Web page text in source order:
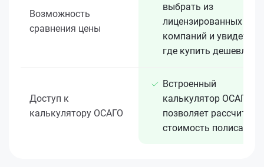
Возможность
сравнения цены
выбрать из
лицензированных 15+
компаний и увидеть,
где купить дешевле
Доступ к
калькулятору ОСАГО
Встроенный
калькулятор ОСАГО
позволяет рассчитать
стоимость полиса